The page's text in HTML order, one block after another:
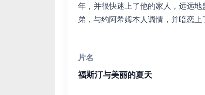
年，并很快迷上了他的家人，远远
弟，与约阿希姆本人调情，并暗恋上
片名
福斯汀与美丽的夏天